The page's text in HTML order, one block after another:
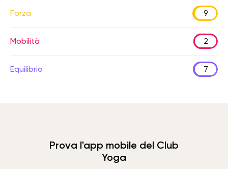
Forza 9
Mobilità 2
Equilibrio 7
Prova l'app mobile del Club
Yoga